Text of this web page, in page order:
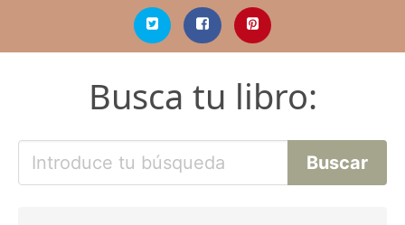
Busca tu libro: